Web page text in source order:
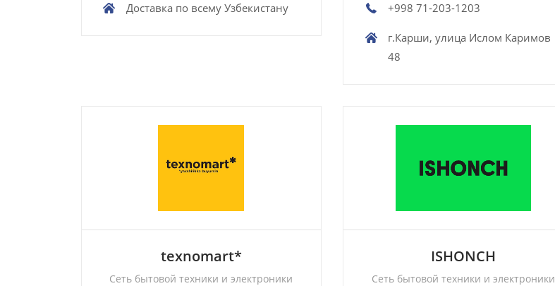
Доставка по всему Узбекистану +998 71-203-1203
г.Карши, улица Ислом Каримов
48
texnomart*
Сеть бытовой техники и электроники
ISHONCH
Сеть бытовой техники и электроники